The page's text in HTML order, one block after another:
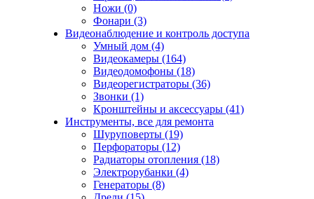
Ножи (0)
Фонари (3)
Видеонаблюдение и контроль доступа
Умный дом (4)
Видеокамеры (164)
Видеодомофоны (18)
Видеорегистраторы (36)
Звонки (1)
Кронштейны и аксессуары (41)
Инструменты, все для ремонта
Шуруповерты (19)
Перфораторы (12)
Радиаторы отопления (18)
Электрорубанки (4)
Генераторы (8)